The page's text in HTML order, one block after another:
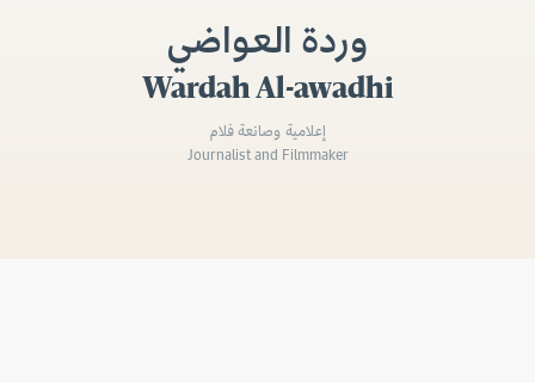
وردة العواضي
Wardah Al-awadhi
إعلامية وصانعة فلام
Journalist and Filmmaker